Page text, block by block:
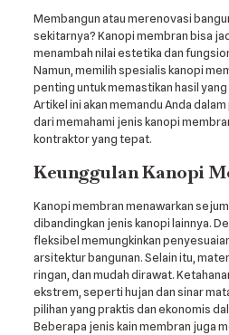
Membangun atau merenovasi
sekitarnya? Kanopi membran bisa
menambah nilai estetika dan
Namun, memilih spesialis kanopi
penting untuk memastikan hasil
Artikel ini akan memandu Anda
dari memahami jenis kanopi
kontraktor yang tepat.
Keunggulan Kanopi
Kanopi membran menawarkan
dibandingkan jenis kanopi lainnya.
fleksibel memungkinkan
arsitektur bangunan. Selain itu,
ringan, dan mudah dirawat.
ekstrem, seperti hujan dan sinar
pilihan yang praktis dan ekonomis
Beberapa jenis kain membran juga